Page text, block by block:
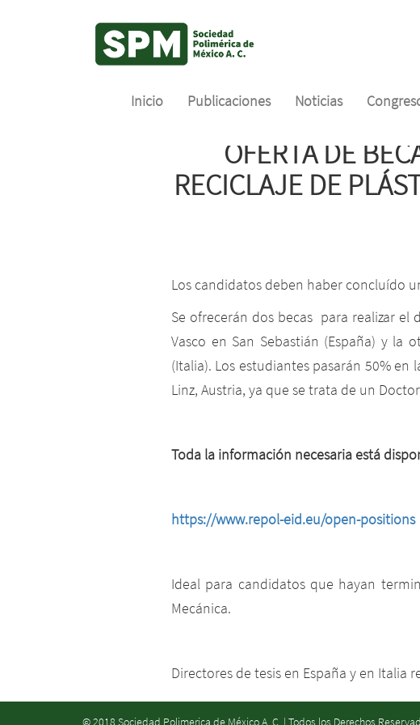
Inicio Publicaciones Noticias
OFERTA DE
RECICLAJE DE
Los candidatos deben haber concluído
Se ofrecerán dos becas para realizar el
Vasco en San Sebastián (España) y
(Italia). Los estudiantes pasarán 50% en
Linz, Austria, ya que se trata de un
Toda la información necesaria está
https://www.repol-eid.eu/open-positions
Ideal para candidatos que hayan
Mecánica.
Directores de tesis en España y en Italia
© 2018 Sociedad Polimerica de México A. C. | Todos los Derechos